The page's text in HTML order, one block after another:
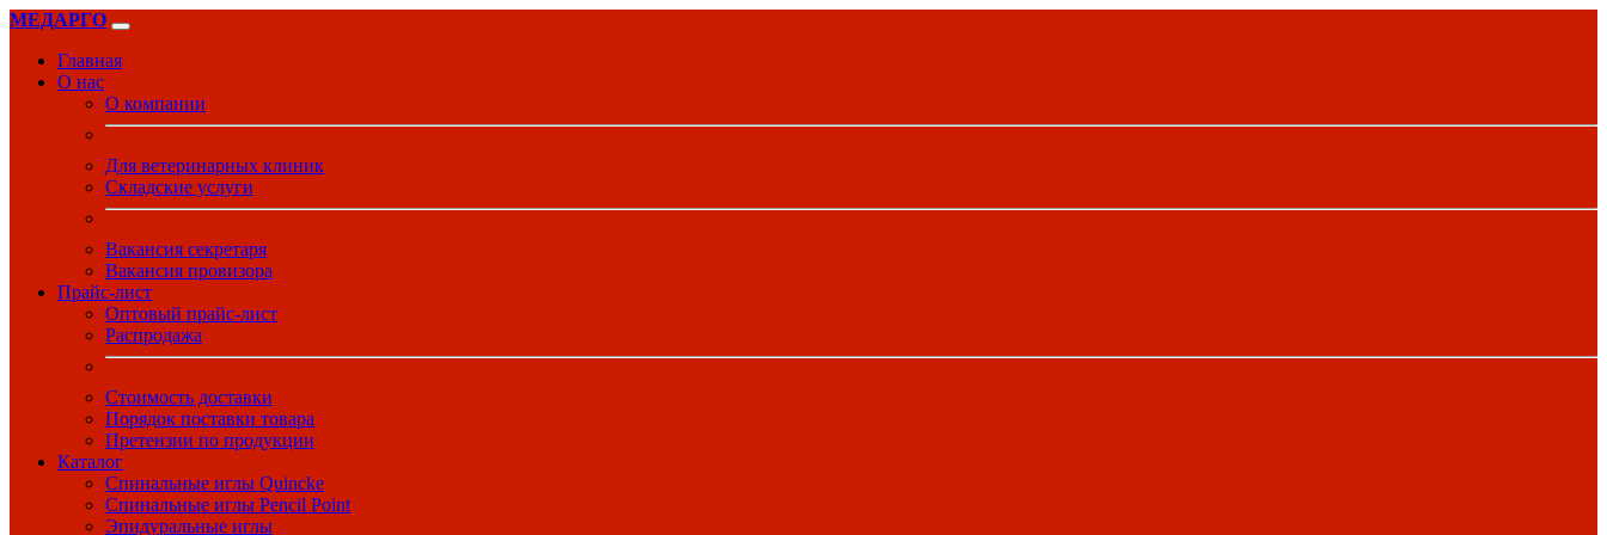
МЕДАРГО
Главная
О нас
О компании
Для ветеринарных клиник
Складские услуги
Вакансия секретаря
Вакансия провизора
Прайс-лист
Оптовый прайс-лист
Распродажа
Стоимость доставки
Порядок поставки товара
Претензии по продукции
Каталог
Спинальные иглы Quincke
Спинальные иглы Pencil Point
Эпидуральные иглы